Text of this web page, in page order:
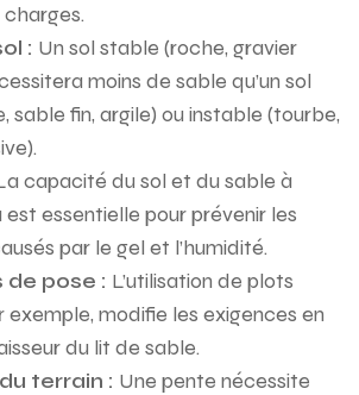
: Un sol stable (roche, gravier
moins de sable qu’un sol
sable fin, argile) ou instable (tourbe,
capacité du sol et du sable à
est essentielle pour prévenir les
par le gel et l’humidité.
de pose : L’utilisation de plots
exemple, modifie les exigences en
du lit de sable.
terrain : Une pente nécessite